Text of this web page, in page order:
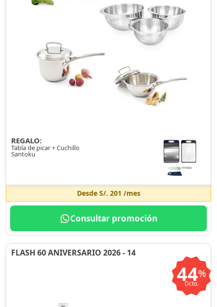
REGALO:
Tabla de picar + Cuchillo
Santoku
Desde S/. 201 /mes
Consultar promoción
FLASH 60 ANIVERSARIO 2026 - 14
44%
Dcto.